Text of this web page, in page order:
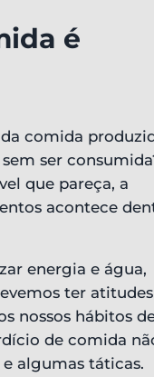
é
comida
ser
que pareça, a
acontece
energia e água,
ter atitudes
nossos hábitos
de comida
algumas táticas.